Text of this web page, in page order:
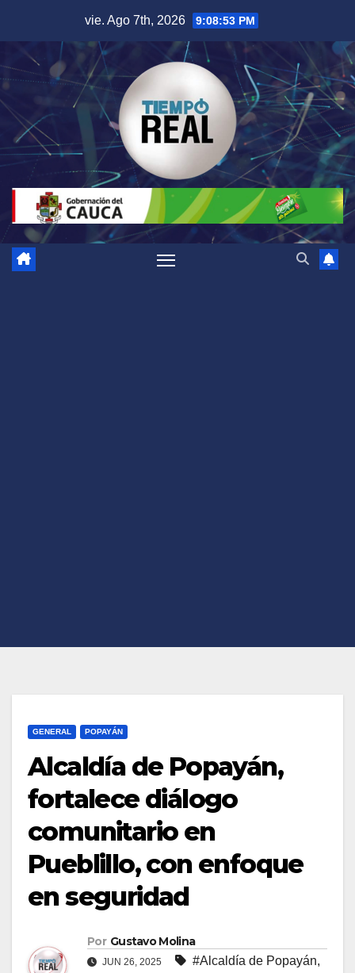
contenido
vie. Ago 7th, 2026 9:08:54 PM
GENERAL POPAYÁN
Alcaldía de Popayán,
fortalece diálogo
comunitario en
Pueblillo, con enfoque
en seguridad
Por Gustavo Molina
JUN 26, 2025 #Alcaldía de Popayán,